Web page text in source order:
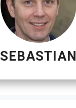
SEBASTIAN